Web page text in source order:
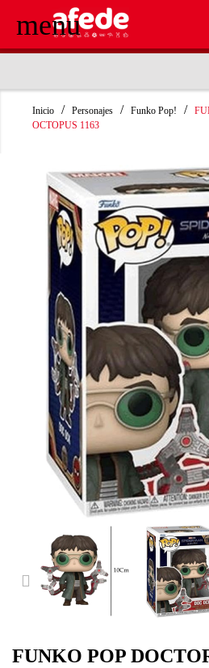
menu
Inicio Personajes Funko Pop!
OCTOPUS 1163
FUNKO POP
PREVIOUS